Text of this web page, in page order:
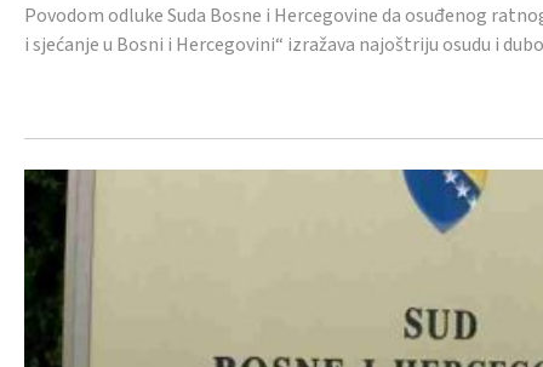
Povodom odluke Suda Bosne i Hercegovine da osuđenog
i sjećanje u Bosni i Hercegovini“ izražava najoštriju osudu i